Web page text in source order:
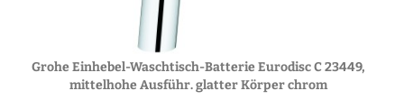
Grohe Einhebel-Waschtisch-Batterie Eurodisc C 23449,
mittelhohe Ausführ. glatter Körper chrom